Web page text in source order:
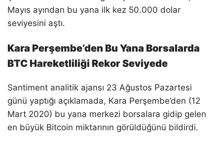
Mayıs ayından bu yana ilk kez 50.000 dolar
seviyesini aştı.
Kara Perşembe’den Bu Yana Borsalarda
BTC Hareketliliği Rekor Seviyede
Santiment analitik ajansı 23 Ağustos Pazartesi
günü yaptığı açıklamada, Kara Perşembe’den (12
Mart 2020) bu yana merkezi borsalara gidip gelen
en büyük Bitcoin miktarının görüldüğünü bildirdi.